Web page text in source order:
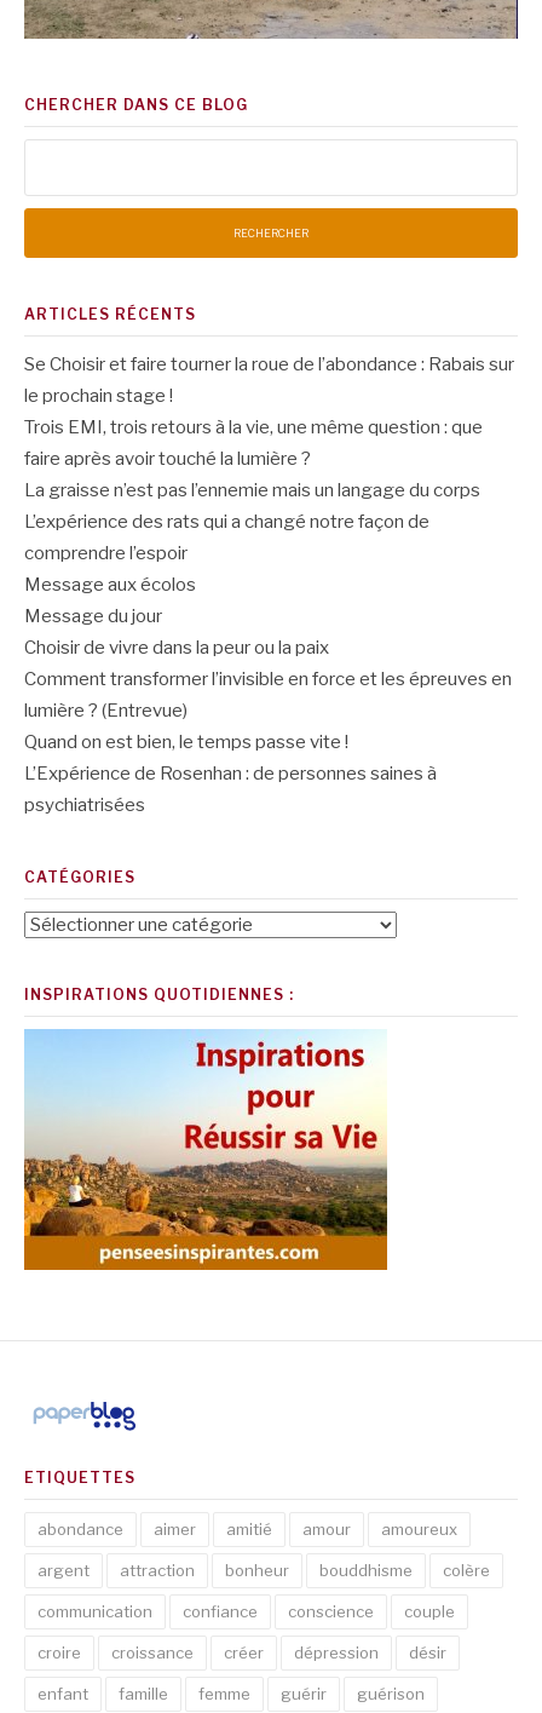
CHERCHER DANS CE BLOG
ARTICLES RÉCENTS
Se Choisir et faire tourner la roue de l’abondance : Rabais sur
le prochain stage !
Trois EMI, trois retours à la vie, une même question : que
faire après avoir touché la lumière ?
La graisse n’est pas l’ennemie mais un langage du corps
L’expérience des rats qui a changé notre façon de
comprendre l’espoir
Message aux écolos
Message du jour
Choisir de vivre dans la peur ou la paix
Comment transformer l’invisible en force et les épreuves en
lumière ? (Entrevue)
Quand on est bien, le temps passe vite !
L’Expérience de Rosenhan : de personnes saines à
psychiatrisées
CATÉGORIES
Catégories
INSPIRATIONS QUOTIDIENNES :
ETIQUETTES
abondance aimer amitié amour amoureux
argent attraction bonheur bouddhisme colère
communication confiance conscience couple
croire croissance créer dépression désir
enfant famille femme guérir guérison